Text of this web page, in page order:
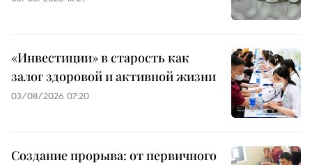
«Инвестиции» в старость как
залог здоровой и активной жизни
03/08/2026 07:20
Создание прорыва: от первичного